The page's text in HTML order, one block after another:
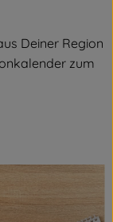
Deiner Region
zum